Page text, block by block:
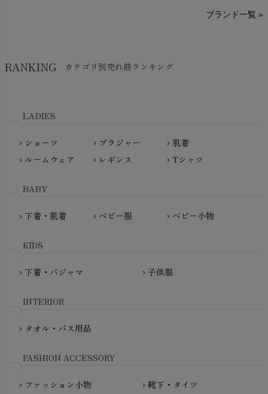
生活アートクラブ
nanadecor（ナナデェコール）
Haruulala（ハルウララ）
PeopleTree（ピープルツリー）
PRISTINE（プリスティン）
fromF（フロムエフ）
Madame MO（マダムモー）
maggies（マギーズ）
MATONA（マトナ）
mini rodini（ミニロディーニ）
My Little Cozmo（マイリトルコズモ）
NewNative（ニューネイティブ）
ブランド一覧 »
RANKING カテゴリ別売れ筋ランキング
LADIES
chevron_right ショーツ chevron_right ブラジャー chevron_right 肌着
chevron_right ルームウェア chevron_right レギンス chevron_rightTシャツ
BABY
chevron_right 下着・肌着 chevron_right ベビー服 chevron_right ベビー小物
KIDS
chevron_right 下着・パジャマ chevron_right 子供服
INTERIOR
chevron_right タオル・バス用品
FASHION ACCESSORY
chevron_right ファッション小物 chevron_right 靴下・タイツ